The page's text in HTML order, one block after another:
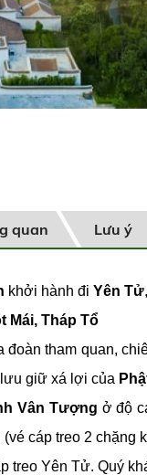
quan Lưu ý
khởi hành đi Yên Tử
Mái, Tháp Tổ
đoàn tham quan,
lưu giữ xá lợi của
Vân Tượng ở độ
(vé cáp treo 2 chặng
treo Yên Tử. Quý